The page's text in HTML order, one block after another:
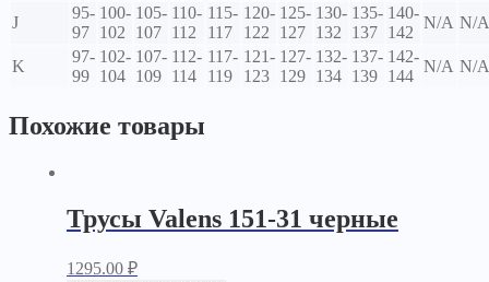
J
95-
97
100-
102
105-
107
110-
112
115-
117
120-
122
125-
127
130-
132
135-
137
140-
142
N/A N/A
K
97-
99
102-
104
107-
109
112-
114
117-
119
121-
123
127-
129
132-
134
137-
139
142-
144
N/A N/A
Похожие товары
Трусы Valens 151-31 черные
1295.00 ₽